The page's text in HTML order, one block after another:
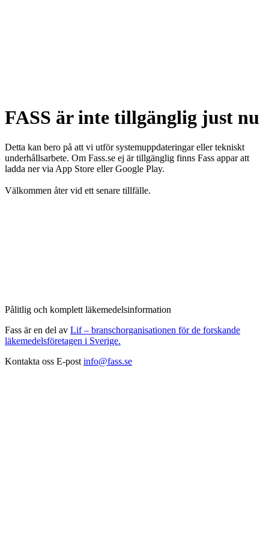
FASS är inte tillgänglig just nu
Detta kan bero på att vi utför systemuppdateringar eller tekniskt
underhållsarbete. Om Fass.se ej är tillgänglig finns Fass appar att
ladda ner via App Store eller Google Play.
Välkommen åter vid ett senare tillfälle.
Pålitlig och komplett läkemedelsinformation
Fass är en del av Lif – branschorganisationen för de forskande
läkemedelsföretagen i Sverige.
Kontakta oss E-post info@fass.se